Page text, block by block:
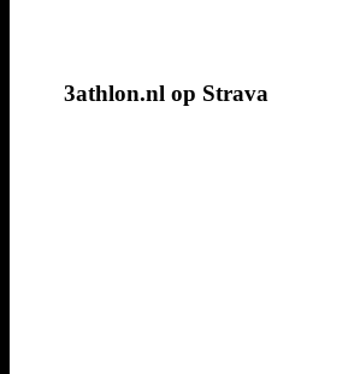
3athlon.nl op Strava